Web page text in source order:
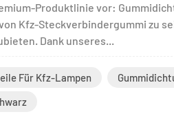
Produktlinie vor:
Kfz-Steckverbindergummi zu
Dank unseres...
Für Kfz-Lampen